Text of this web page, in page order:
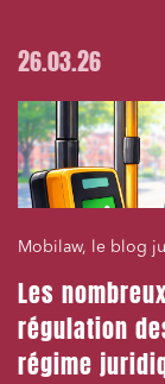
26.03.26
Mobilaw, le blog
Les
régulation
régime